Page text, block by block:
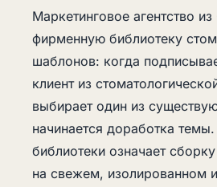
Маркетинговое агентство
фирменную библиотеку
шаблонов: когда
клиент из
выбирает один из
начинается доработка
библиотеки означает
на свежем, изолированном